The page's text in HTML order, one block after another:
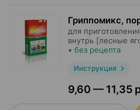
Гриппомикс,
для
внутрь [лесные
• без рецепта
Инструкция
9,60 — 11,35